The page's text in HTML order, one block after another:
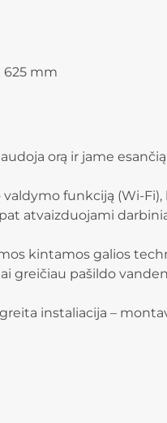
625 mm
orą ir jame
funkciją (Wi-
atvaizduojami
kintamos galios
greičiau pašildo
instaliacija –